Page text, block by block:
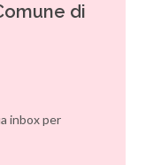
di
inbox per